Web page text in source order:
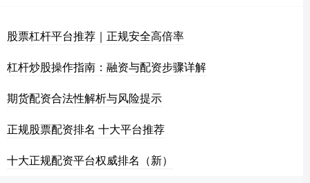
股票杠杆平台推荐｜正规安全高倍率
杠杆炒股操作指南：融资与配资步骤详解
期货配资合法性解析与风险提示
正规股票配资排名 十大平台推荐
十大正规配资平台权威排名（新）